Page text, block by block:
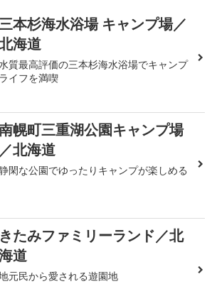
本杉海水浴場 キャンプ場／
海道
質最高評価の三本杉海水浴場でキャンプ
ライフを満喫
幌町三重湖公園キャンプ場
／北海道
閑な公園でゆったりキャンプが楽しめる
きたみファミリーランド／北
道
元民から愛される遊園地